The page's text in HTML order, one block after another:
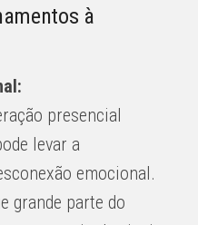
à
presencial
levar a
emocional.
grande parte do